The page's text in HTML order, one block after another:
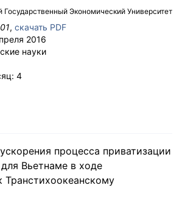
Государственный Экономический Университет
, скачать PDF
2016
науки
4
процесса приватизации
Вьетнаме в ходе
Транстихоокеанскому